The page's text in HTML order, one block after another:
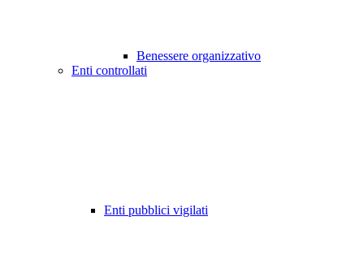
Benessere organizzativo
Enti controllati
Enti pubblici vigilati